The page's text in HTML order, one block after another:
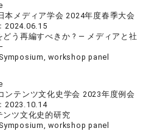
本メディア学会 2024年度春季大会
2024.06.15
どう再編すべきか ? ― メディアと社
Symposium, workshop panel
ンテンツ文化史学会 2023年度例会
2023.10.14
ンツ文化史的研究
Symposium, workshop panel